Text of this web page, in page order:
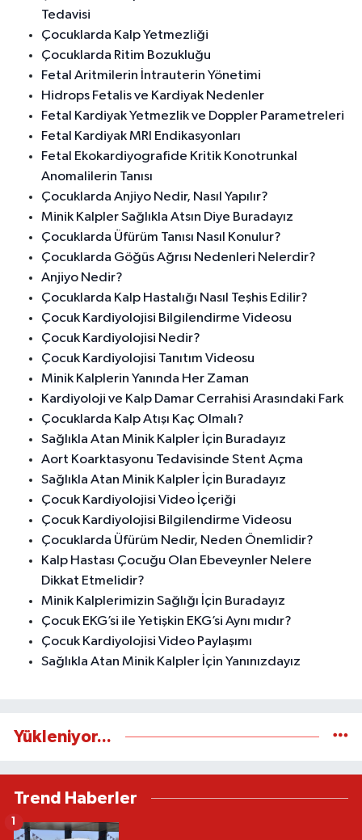
Tedavisi
Çocuklarda Kalp Yetmezliği
Çocuklarda Ritim Bozukluğu
Fetal Aritmilerin İntrauterin Yönetimi
Hidrops Fetalis ve Kardiyak Nedenler
Fetal Kardiyak Yetmezlik ve Doppler Parametreleri
Fetal Kardiyak MRI Endikasyonları
Fetal Ekokardiyografide Kritik Konotrunkal
Anomalilerin Tanısı
Çocuklarda Anjiyo Nedir, Nasıl Yapılır?
Minik Kalpler Sağlıkla Atsın Diye Buradayız
Çocuklarda Üfürüm Tanısı Nasıl Konulur?
Çocuklarda Göğüs Ağrısı Nedenleri Nelerdir?
Anjiyo Nedir?
Çocuklarda Kalp Hastalığı Nasıl Teşhis Edilir?
Çocuk Kardiyolojisi Bilgilendirme Videosu
Çocuk Kardiyolojisi Nedir?
Çocuk Kardiyolojisi Tanıtım Videosu
Minik Kalplerin Yanında Her Zaman
Kardiyoloji ve Kalp Damar Cerrahisi Arasındaki Fark
Çocuklarda Kalp Atışı Kaç Olmalı?
Sağlıkla Atan Minik Kalpler İçin Buradayız
Aort Koarktasyonu Tedavisinde Stent Açma
Sağlıkla Atan Minik Kalpler İçin Buradayız
Çocuk Kardiyolojisi Video İçeriği
Çocuk Kardiyolojisi Bilgilendirme Videosu
Çocuklarda Üfürüm Nedir, Neden Önemlidir?
Kalp Hastası Çocuğu Olan Ebeveynler Nelere
Dikkat Etmelidir?
Minik Kalplerimizin Sağlığı İçin Buradayız
Çocuk EKG’si ile Yetişkin EKG’si Aynı mıdır?
Çocuk Kardiyolojisi Video Paylaşımı
Sağlıkla Atan Minik Kalpler İçin Yanınızdayız
Yükleniyor...
Trend Haberler
1